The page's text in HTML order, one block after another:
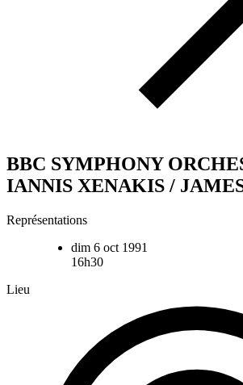
BBC SYMPHONY
IANNIS XENAKIS /
Représentations
dim 6 oct 1991
16h30
Lieu